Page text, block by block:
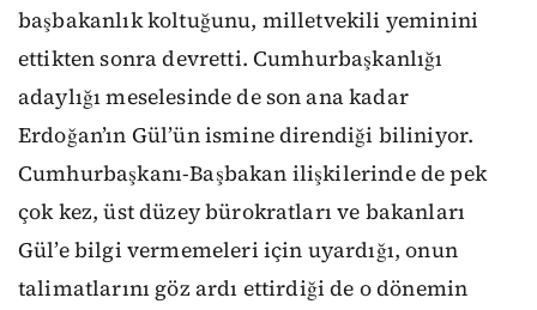
başbakanlık koltuğunu, milletvekili yeminini
ettikten sonra devretti. Cumhurbaşkanlığı
adaylığı meselesinde de son ana kadar
Erdoğan’ın Gül’ün ismine direndiği biliniyor.
Cumhurbaşkanı-Başbakan ilişkilerinde de pek
çok kez, üst düzey bürokratları ve bakanları
Gül’e bilgi vermemeleri için uyardığı, onun
talimatlarını göz ardı ettirdiği de o dönemin